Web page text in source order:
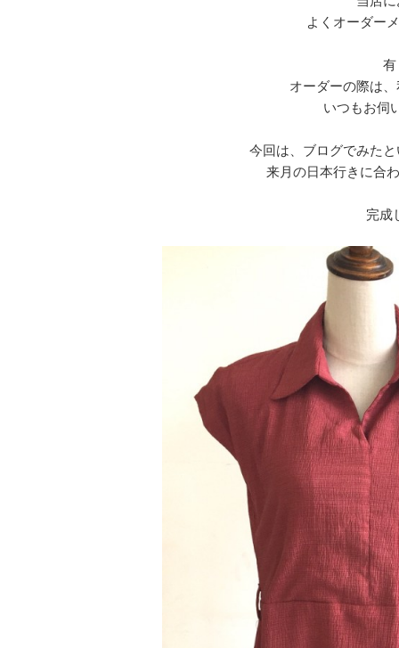
よくオーダー
オーダーの際は
いつもお伺
今回は、ブログでみた
来月の日本行きに合
完成